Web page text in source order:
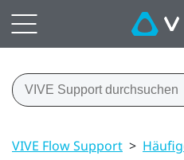
VIVE Flow Support >